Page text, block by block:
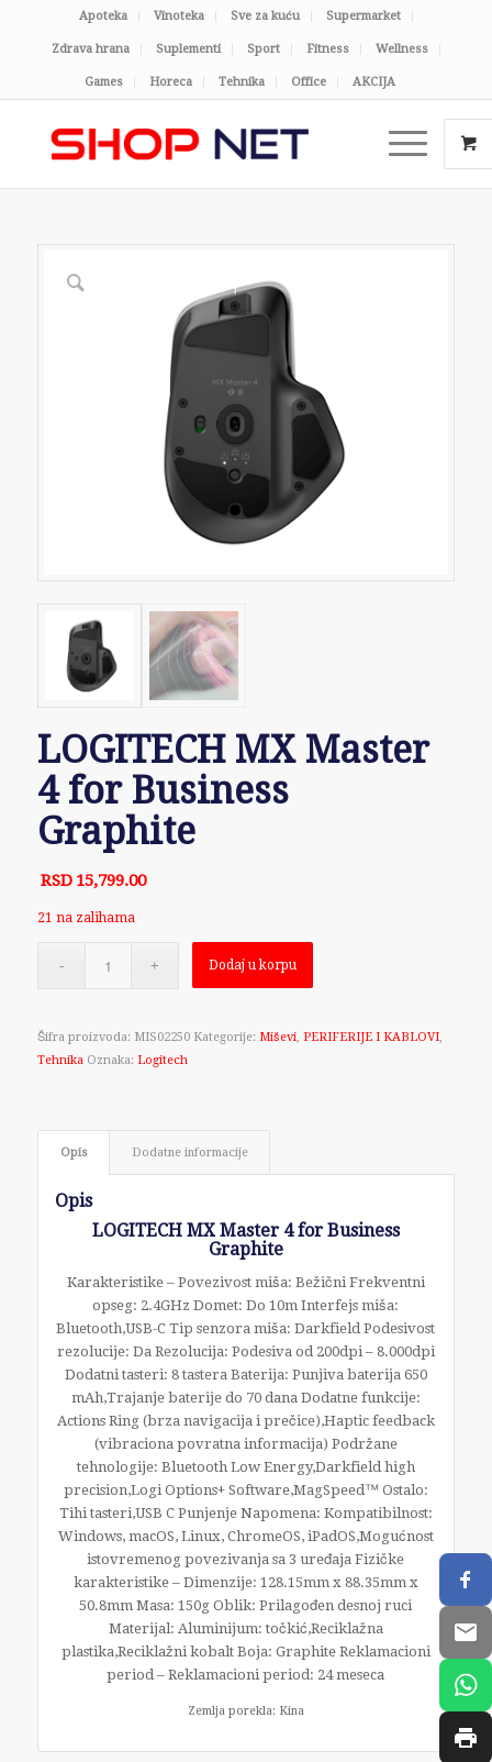
Apoteka Vinoteka Sve za kuću Supermarket
Zdrava hrana Suplementi Sport Fitness Wellness
Games Horeca Tehnika Office AKCIJA
LOGITECH MX Master
4 for Business
Graphite
RSD 15,799.00
21 na zalihama
Dodaj u korpu
Šifra proizvoda: MIS02250 Kategorije: Miševi, PERIFERIJE I KABLOVI,
Tehnika Oznaka: Logitech
Opis Dodatne informacije
Opis
LOGITECH MX Master 4 for Business
Graphite
Karakteristike – Povezivost miša: Bežični Frekventni
opseg: 2.4GHz Domet: Do 10m Interfejs miša:
Bluetooth,USB-C Tip senzora miša: Darkfield Podesivost
rezolucije: Da Rezolucija: Podesiva od 200dpi – 8.000dpi
Dodatni tasteri: 8 tastera Baterija: Punjiva baterija 650
mAh,Trajanje baterije do 70 dana Dodatne funkcije:
Actions Ring (brza navigacija i prečice),Haptic feedback
(vibraciona povratna informacija) Podržane
tehnologije: Bluetooth Low Energy,Darkfield high
precision,Logi Options+ Software,MagSpeed™ Ostalo:
Tihi tasteri,USB C Punjenje Napomena: Kompatibilnost:
Windows, macOS, Linux, ChromeOS, iPadOS,Mogućnost
istovremenog povezivanja sa 3 uređaja Fizičke
karakteristike – Dimenzije: 128.15mm x 88.35mm x
50.8mm Masa: 150g Oblik: Prilagođen desnoj ruci
Materijal: Aluminijum: točkić,Reciklažna
plastika,Reciklažni kobalt Boja: Graphite Reklamacioni
period – Reklamacioni period: 24 meseca
Zemlja porekla: Kina